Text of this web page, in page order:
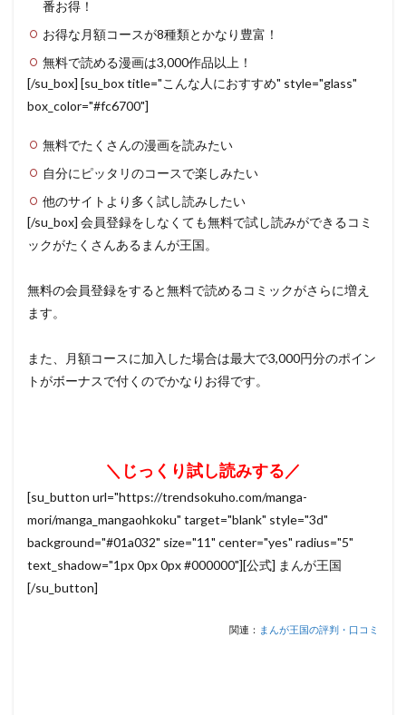
番お得！
お得な月額コースが8種類とかなり豊富！
無料で読める漫画は3,000作品以上！
[/su_box] [su_box title="こんな人におすすめ" style="glass"
box_color="#fc6700"]
無料でたくさんの漫画を読みたい
自分にピッタリのコースで楽しみたい
他のサイトより多く試し読みしたい
[/su_box] 会員登録をしなくても無料で試し読みができるコミ
ックがたくさんあるまんが王国。
無料の会員登録をすると無料で読めるコミックがさらに増え
ます。
また、月額コースに加入した場合は最大で3,000円分のポイン
トがボーナスで付くのでかなりお得です。
＼じっくり試し読みする／
[su_button url="https://trendsokuho.com/manga-
mori/manga_mangaohkoku" target="blank" style="3d"
background="#01a032" size="11" center="yes" radius="5"
text_shadow="1px 0px 0px #000000"][公式] まんが王国
[/su_button]
関連： まんが王国の評判・口コミ